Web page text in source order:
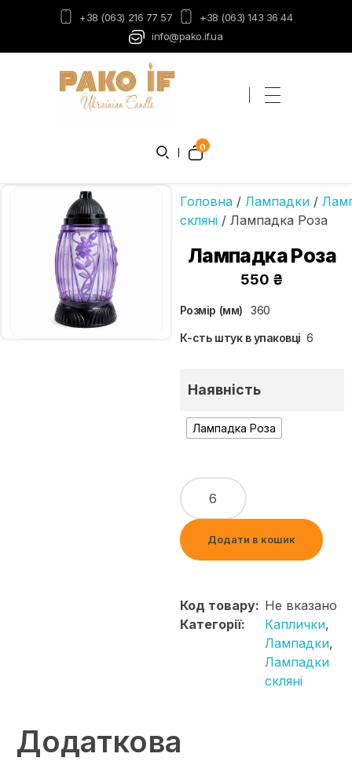
+38 (063) 216 77 57
+38 (063) 143 36 44
info@pako.if.ua
0
Головна/ Лампадки/
скляні/ Лампадка Роза
Лампадка Роза
550 ₴
Розмір (мм) 360
К-сть штук в упаковці 6
Наявність
Лампадка Роза
Додати в кошик
Код товару: Не вказано
Категорії:
Каплички,
Лампадки,
Лампадки
скляні
Додаткова